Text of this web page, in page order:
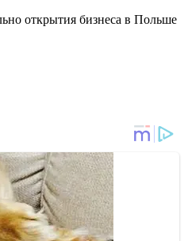
открытия бизнеса в Польше